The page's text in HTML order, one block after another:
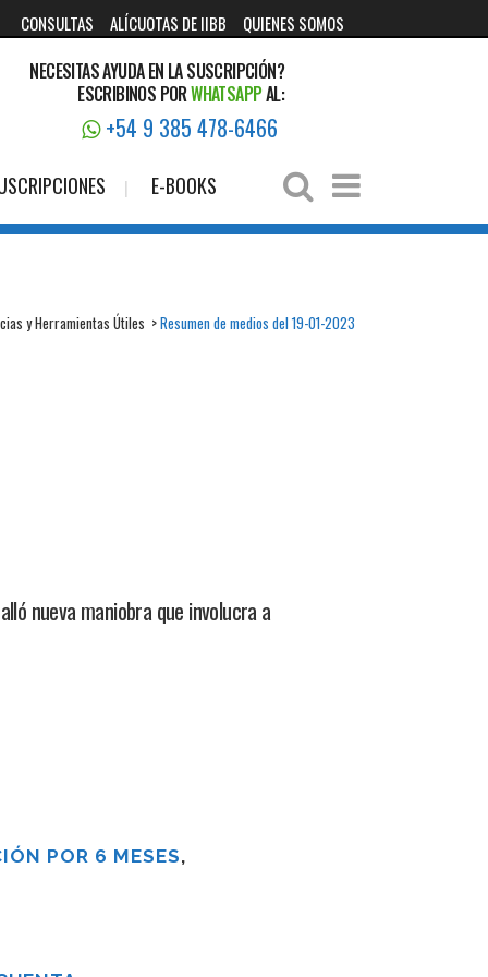
CONSULTAS ALÍCUOTAS DE IIBB QUIENES SOMOS
NECESITAS AYUDA EN LA SUSCRIPCIÓN?
ESCRIBINOS PORWHATSAPPAL:
+54 9 385 478-6466
E-BOOKS
y Herramientas Útiles >Resumen de medios del 19-01-2023
nueva maniobra que involucra a
POR 6 MESES,